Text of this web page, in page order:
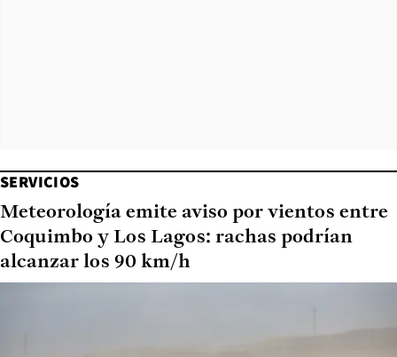
SERVICIOS
Meteorología emite aviso por vientos entre
Coquimbo y Los Lagos: rachas podrían
alcanzar los 90 km/h